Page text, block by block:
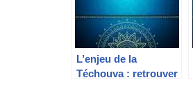
L’enjeu de la
Téchouva : retrouver